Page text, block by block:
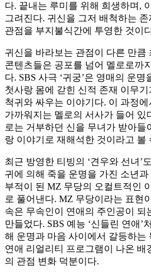
다. 끝내는 루미를 위해 희생하며,
그려진다. 귀신을 그저 배척하는
관점을 부지불식간에 투영한 것이
귀신을 바라보는 관점이 다른 만큼
콘텐츠들은 공포를 넘어 멜로로까
다. SBS 사극 ‘귀궁’은 영매의 운
첫사랑 몸에 갇힌 신적 존재 이무
척귀와 싸우는 이야기다. 이 과정
가까워지는 멜로의 서사가 들어 있
로는 거부하던 신을 무녀가 받아들
랑 이야기로 재해석한 것이라고 볼
최근 방영한 티빙의 ‘견우와 선녀’
귀에 의해 죽을 운명을 가진 소년
부적이 된 MZ 무당의 오컬트적인
로 풀어낸다. MZ 무당이라는 표현
속은 무속인이 연애의 주인공이 되
만들었다. SBS 예능 ‘신들린 연애’
해 운명과 마음 사이에서 갈등하는
연애 리얼리티 프로그램이 나온 배
의 관점 변화 덕분이다.